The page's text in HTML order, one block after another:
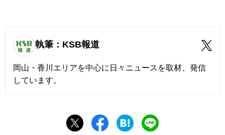
執筆：KSB報道
岡山・香川エリアを中心に日々ニュースを取材、発信
しています。